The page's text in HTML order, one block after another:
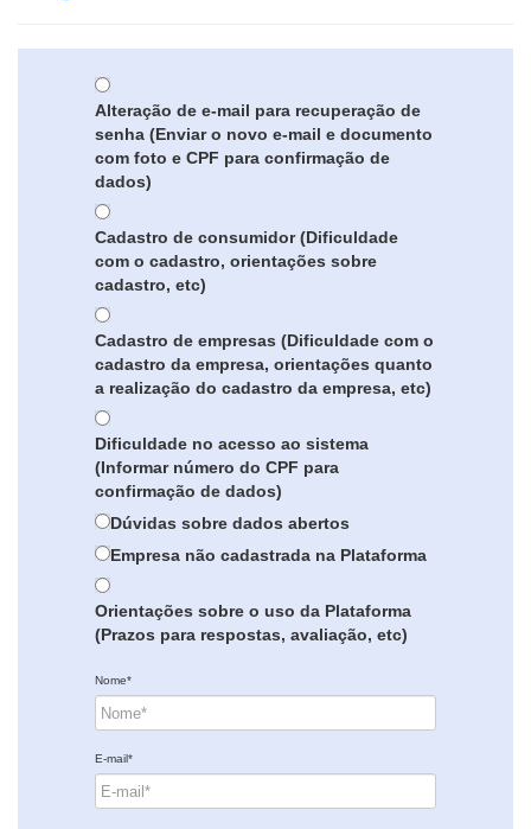
Alteração de e-mail para recuperação de
senha (Enviar o novo e-mail e documento
com foto e CPF para confirmação de
dados)
Cadastro de consumidor (Dificuldade
com o cadastro, orientações sobre
cadastro, etc)
Cadastro de empresas (Dificuldade com o
cadastro da empresa, orientações quanto
a realização do cadastro da empresa, etc)
Dificuldade no acesso ao sistema
(Informar número do CPF para
confirmação de dados)
Dúvidas sobre dados abertos
Empresa não cadastrada na Plataforma
Orientações sobre o uso da Plataforma
(Prazos para respostas, avaliação, etc)
Nome*
E-mail*